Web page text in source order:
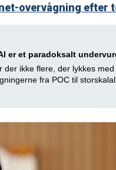
overvågning
er et paradoksalt
der ikke flere, der lykkes
fra POC til